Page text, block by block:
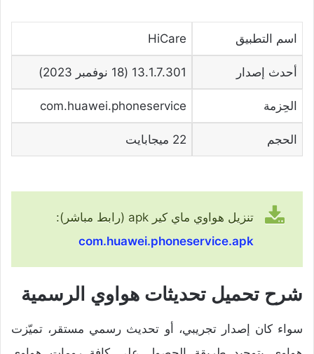
اسم التطبيق HiCare
أحدث إصدار 13.1.7.301 (18 نوفمبر 2023)
الحِزمة com.huawei.phoneservice
الحجم 22 ميجابايت
تنزيل هواوي ماي كير apk (رابط مباشر):
com.huawei.phoneservice.apk
شرح تحميل تحديثات هواوي الرسمية
سواء كان إصدار تجريبي، أو تحديث رسمي مستقر، تميّزت